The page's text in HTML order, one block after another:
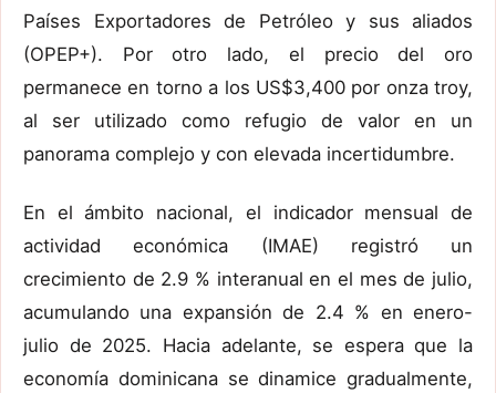
Países Exportadores de Petróleo y sus aliados
(OPEP+). Por otro lado, el precio del oro
permanece en torno a los US$3,400 por onza troy,
al ser utilizado como refugio de valor en un
panorama complejo y con elevada incertidumbre.
En el ámbito nacional, el indicador mensual de
actividad económica (IMAE) registró un
crecimiento de 2.9 % interanual en el mes de julio,
acumulando una expansión de 2.4 % en enero-
julio de 2025. Hacia adelante, se espera que la
economía dominicana se dinamice gradualmente,